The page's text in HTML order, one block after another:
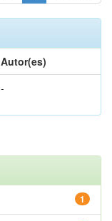
Autor(es)
-
1